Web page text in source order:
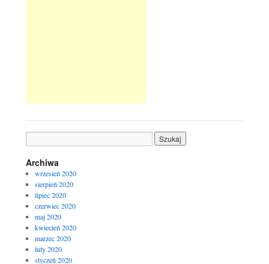
Archiwa
wrzesień 2020
sierpień 2020
lipiec 2020
czerwiec 2020
maj 2020
kwiecień 2020
marzec 2020
luty 2020
styczeń 2020